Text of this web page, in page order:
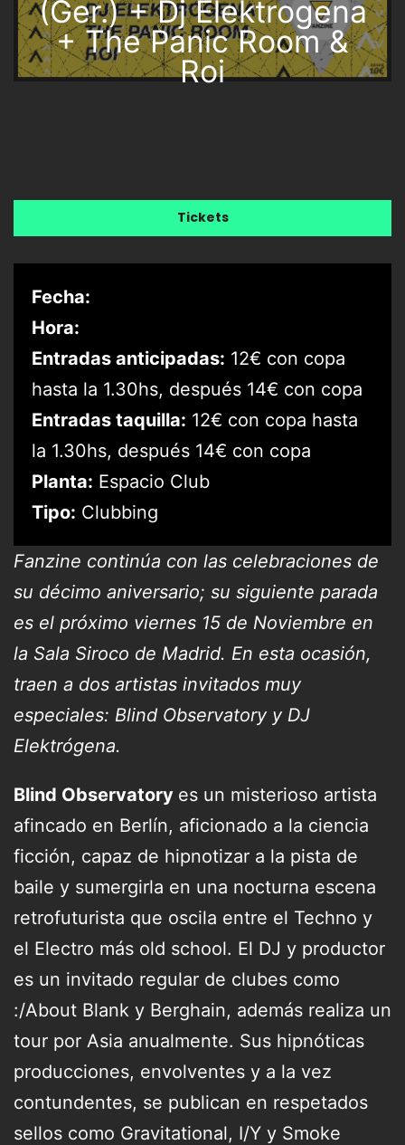
(Ger.) + Dj Elektrogena
+ The Panic Room &
Roi
Tickets
Fecha:
Hora:
Entradas anticipadas: 12€ con copa
hasta la 1.30hs, después 14€ con copa
Entradas taquilla: 12€ con copa hasta
la 1.30hs, después 14€ con copa
Planta: Espacio Club
Tipo: Clubbing
Fanzine continúa con las celebraciones de
su décimo aniversario; su siguiente parada
es el próximo viernes 15 de Noviembre en
la Sala Siroco de Madrid. En esta ocasión,
traen a dos artistas invitados muy
especiales: Blind Observatory y DJ
Elektrógena.
Blind Observatory es un misterioso artista
afincado en Berlín, aficionado a la ciencia
ficción, capaz de hipnotizar a la pista de
baile y sumergirla en una nocturna escena
retrofuturista que oscila entre el Techno y
el Electro más old school. El DJ y productor
es un invitado regular de clubes como ​
:/About Blank y Berghain, además realiza un
tour por Asia anualmente. Sus hipnóticas
producciones, envolventes y a la vez
contundentes, se publican en respetados
sellos como Gravitational, I/Y y Smoke